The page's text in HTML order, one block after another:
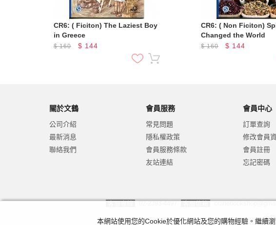
CR6: ( Ficiton) The Laziest Boy
in Greece
$160 $ 144
CR6: ( Non Ficiton)
Changed the World
$160 $ 144
關於文鶴
公司介紹
最新消息
聯絡我們
會員服務
常見問題
隱私權政策
會員服務條款
友站連結
會員中心
訂單查詢
修改會員
會員註冊
忘記密碼
客服專線 02-2393-4497 客服信箱
文
本網站使用您的Cookie於優化網站及您的購物經驗。繼續